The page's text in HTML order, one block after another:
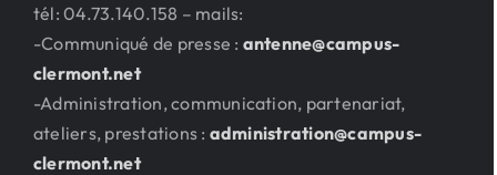
tél: 04.73.140.158 – mails:
-Communiqué de presse : antenne@campus-
clermont.net
-Administration, communication, partenariat,
ateliers, prestations : administration@campus-
clermont.net